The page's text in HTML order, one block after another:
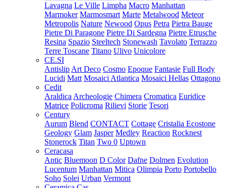
Lavagna Le Ville Limpha Macro Manhattan
Marmoker Marmosmart Marte Metalwood Meteor
Metropolis Nature Newood Opus Petra Pietra Bauge
Pietre Di Paragone Pietre Di Sardegna Pietre Etrusche
Resina Spazio Steeltech Stonewash Tavolato Terrazzo
Terre Toscane Titano Ulivo Unicolore
CE.SI
Antislip Art Deco Cosmo Epoque Fantasie Full Body
Lucidi Matt Mosaici Atlantica Mosaici Hellas Ottagono
Cedit
Araldica Archeologie Chimera Cromatica Euridice
Matrice Policroma Rilievi Storie Tesori
Century
Aurum Blend CONTACT Cottage Cristalia Ecostone
Geology Glam Jasper Medley Reaction Rocknest
Stonerock Titan Two 0 Uptown
Ceracasa
Antic Bluemoon D Color Dafne Dolmen Evolution
Lucentum Manhattan Mitica Olimpia Porto Portobello
Soho Solei Urban Vermont